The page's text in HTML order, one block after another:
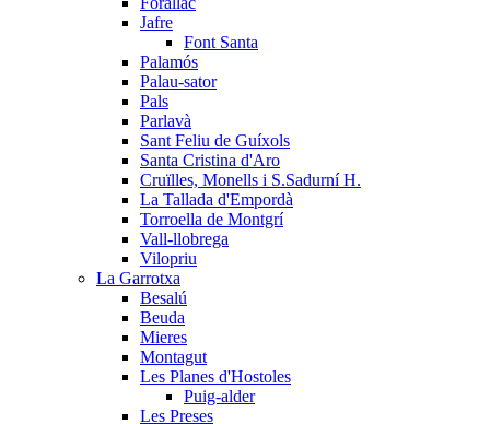
Jafre
Font Santa
Palamós
Palau-sator
Pals
Parlavà
Sant Feliu de Guíxols
Santa Cristina d'Aro
Cruïlles, Monells i S.Sadurní H.
La Tallada d'Empordà
Torroella de Montgrí
Vall-llobrega
Vilopriu
La Garrotxa
Besalú
Beuda
Mieres
Montagut
Les Planes d'Hostoles
Puig-alder
Les Preses